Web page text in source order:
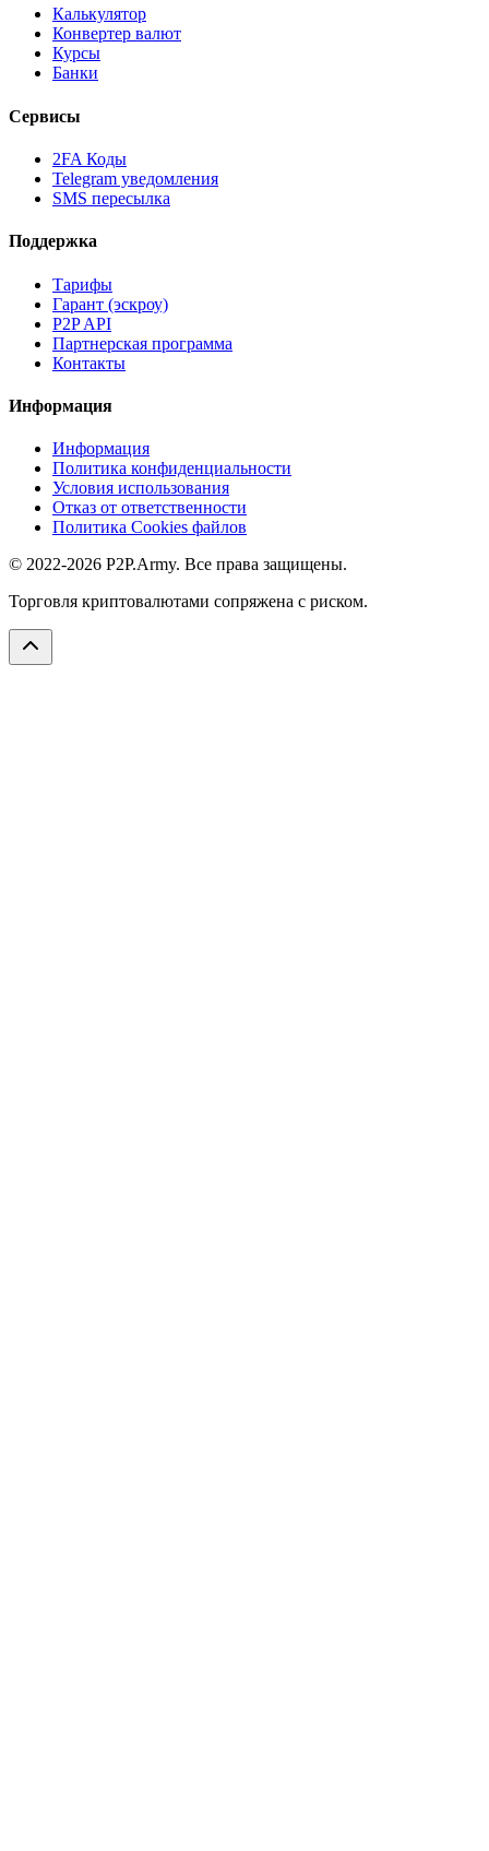
Калькулятор
Конвертер валют
Курсы
Банки
Сервисы
2FA Коды
Telegram уведомления
SMS пересылка
Поддержка
Тарифы
Гарант (эскроу)
P2P API
Партнерская программа
Контакты
Информация
Информация
Политика конфиденциальности
Условия использования
Отказ от ответственности
Политика Cookies файлов
© 2022-2026 P2P.Army. Все права защищены.
Торговля криптовалютами сопряжена с риском.